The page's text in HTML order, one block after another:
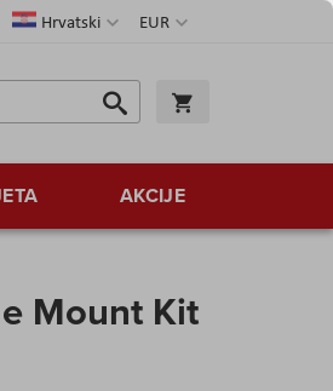
Valuta
EUR
JezikHrvatski
Traži
Traži
AKCIJE
Mount Kit